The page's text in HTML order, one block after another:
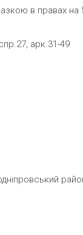
в правах на
арк.31-49